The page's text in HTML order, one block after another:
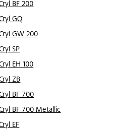
BF 200
GQ
GW 200
SP
EH 100
ZB
BF 700
BF 700 Metallic
EF